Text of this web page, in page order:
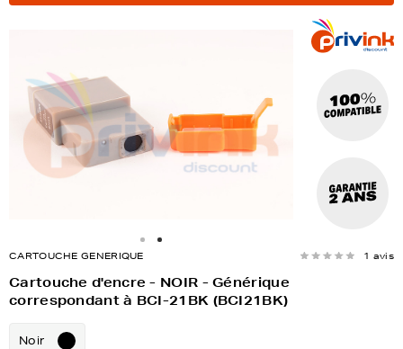
CARTOUCHE GENERIQUE 1 avis
Cartouche d'encre - NOIR - Générique
correspondant à BCI-21BK (BCI21BK)
Noir